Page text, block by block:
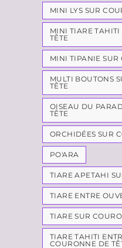
MINI LYS SUR
MINI TIARE
TÊTE
MINI TIPANIE SUR
MULTI BOUTONS
TÊTE
OISEAU DU
TÊTE
ORCHIDÉES SUR
PO'ARA
TIARE APETAHI
TIARE ENTRE
TIARE SUR
TIARE TAHITI
COURONNE DE